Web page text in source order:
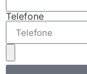
Telefone